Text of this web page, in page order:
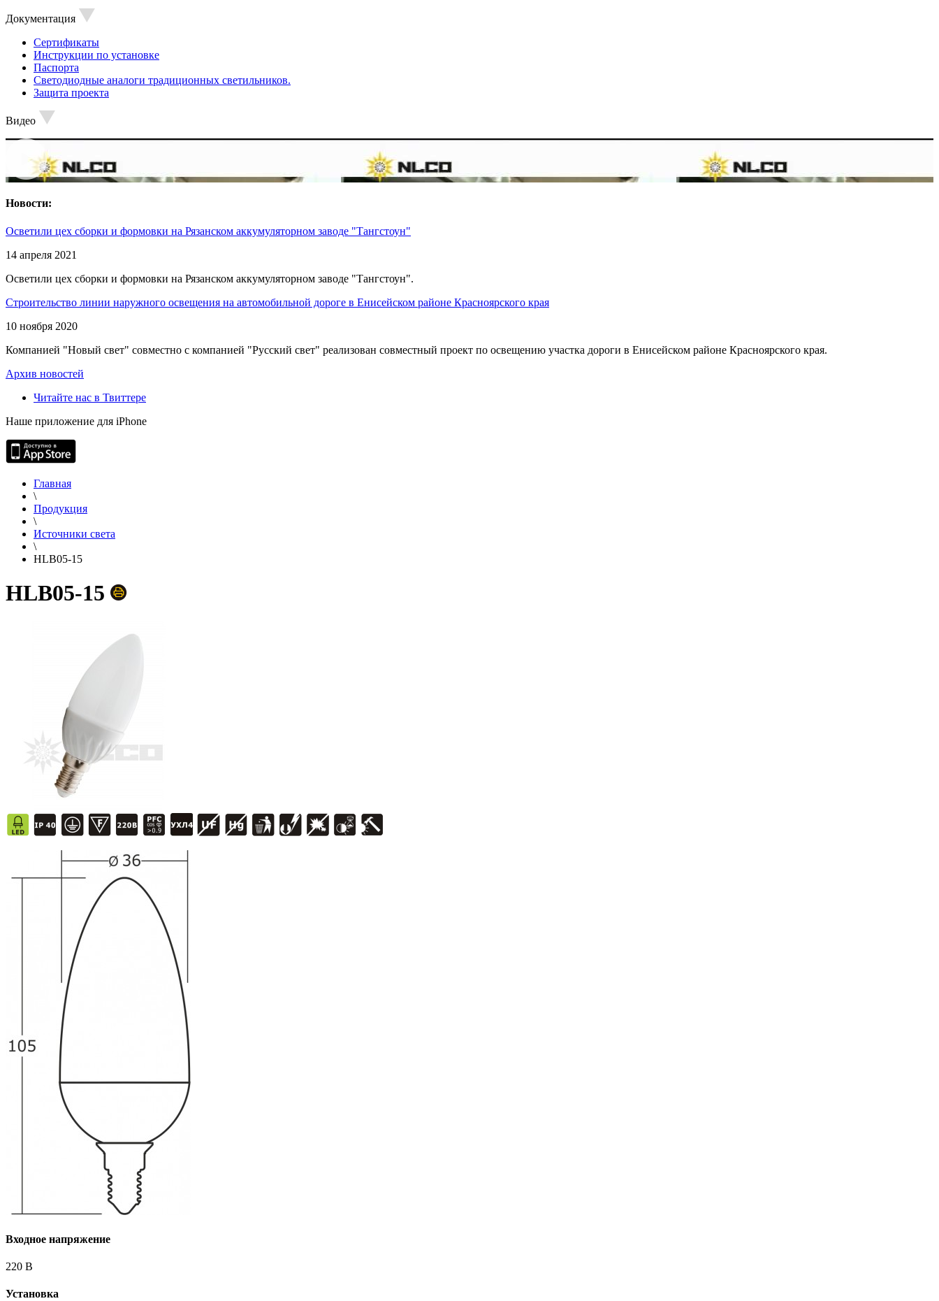
Документация
Сертификаты
Инструкции по установке
Паспорта
Светодиодные аналоги традиционных светильников.
Защита проекта
Видео
Новости:
Осветили цех сборки и формовки на Рязанском аккумуляторном заводе "Тангстоун"
14 апреля 2021
Осветили цех сборки и формовки на Рязанском аккумуляторном заводе "Тангстоун".
Строительство линии наружного освещения на автомобильной дороге в Енисейском районе Красноярского края
10 ноября 2020
Компанией "Новый свет" совместно с компанией "Русский свет" реализован совместный проект по освещению участка дороги в Енисейском районе Красноярского края.
Архив новостей
Читайте нас в Твиттере
Наше приложение для iPhone
Главная
\
Продукция
\
Источники света
\
HLB05-15
HLB05-15
Входное напряжение
220 В
Установка